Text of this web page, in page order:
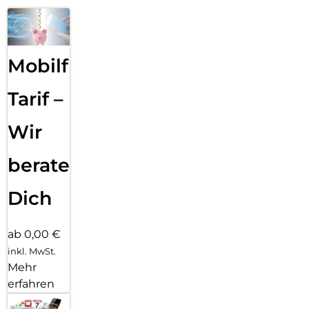
Mobilfunk
Tarif –
Wir
beraten
Dich
ab 0,00 €
inkl. MwSt.
Mehr
erfahren